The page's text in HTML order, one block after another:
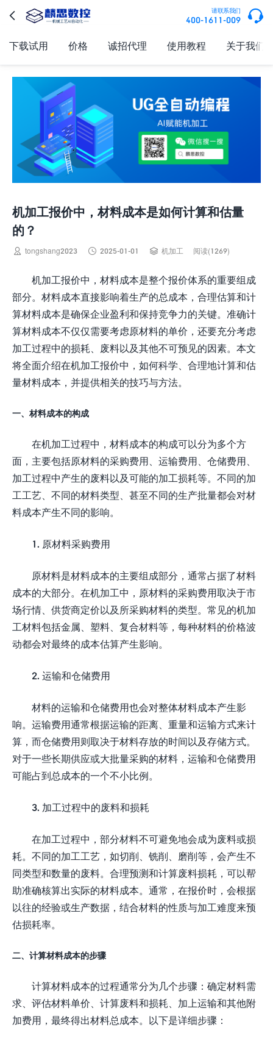
 请联系我们
400-1611-009 
下载试用 价格 诚招代理 使用教程 关于我们
机加工报价中，材料成本是如何计算和估量
的？
 tongshang2023  2025-01-01  机加工 阅读(1269)
机加工报价中，材料成本是整个报价体系的重要组成
部分。材料成本直接影响着生产的总成本，合理估算和计
算材料成本是确保企业盈利和保持竞争力的关键。准确计
算材料成本不仅仅需要考虑原材料的单价，还要充分考虑
加工过程中的损耗、废料以及其他不可预见的因素。本文
将全面介绍在机加工报价中，如何科学、合理地计算和估
量材料成本，并提供相关的技巧与方法。
一、材料成本的构成
在机加工过程中，材料成本的构成可以分为多个方
面，主要包括原材料的采购费用、运输费用、仓储费用、
加工过程中产生的废料以及可能的加工损耗等。不同的加
工工艺、不同的材料类型、甚至不同的生产批量都会对材
料成本产生不同的影响。
1. 原材料采购费用
原材料是材料成本的主要组成部分，通常占据了材料
成本的大部分。在机加工中，原材料的采购费用取决于市
场行情、供货商定价以及所采购材料的类型。常见的机加
工材料包括金属、塑料、复合材料等，每种材料的价格波
动都会对最终的成本估算产生影响。
2. 运输和仓储费用
材料的运输和仓储费用也会对整体材料成本产生影
响。运输费用通常根据运输的距离、重量和运输方式来计
算，而仓储费用则取决于材料存放的时间以及存储方式。
对于一些长期供应或大批量采购的材料，运输和仓储费用
可能占到总成本的一个不小比例。
3. 加工过程中的废料和损耗
在加工过程中，部分材料不可避免地会成为废料或损
耗。不同的加工工艺，如切削、铣削、磨削等，会产生不
同类型和数量的废料。合理预测和计算废料损耗，可以帮
助准确核算出实际的材料成本。通常，在报价时，会根据
以往的经验或生产数据，结合材料的性质与加工难度来预
估损耗率。
二、计算材料成本的步骤
计算材料成本的过程通常分为几个步骤：确定材料需
求、评估材料单价、计算废料和损耗、加上运输和其他附
加费用，最终得出材料总成本。以下是详细步骤：